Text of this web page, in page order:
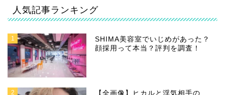
人気記事ランキング
1
SHIMA美容室でいじめがあった？
顔採用って本当？評判を調査！
2
【全画像】ヒカルと浮気相手の